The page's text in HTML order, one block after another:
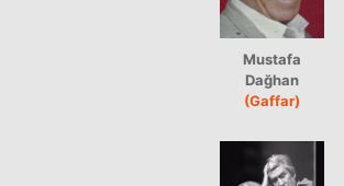
Mustafa
Dağhan
(Gaffar)